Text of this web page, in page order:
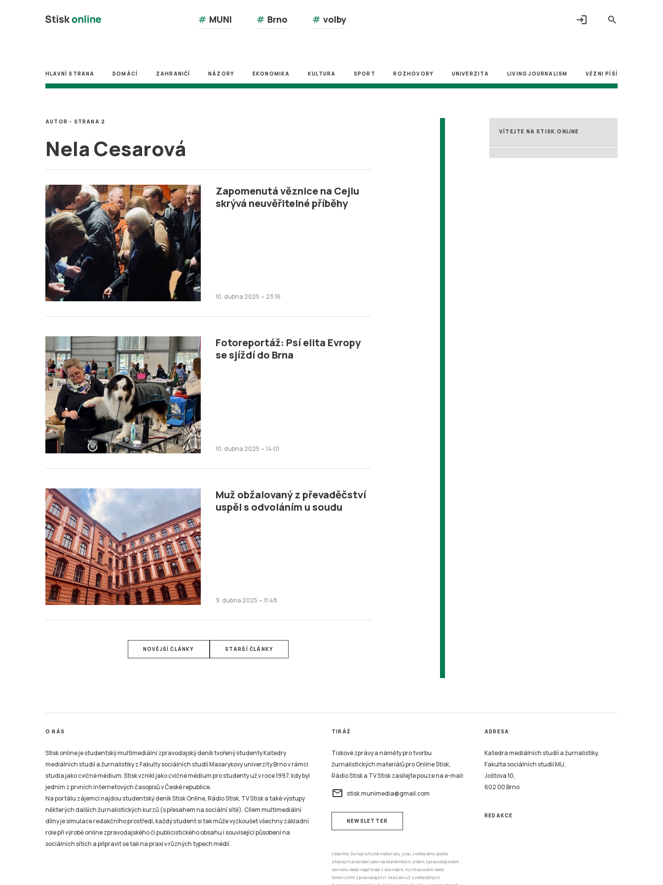
search
# MUNI # Brno # volby login
HLAVNÍ STRANA DOMÁCÍ ZAHRANIČÍ NÁZORY EKONOMIKA KULTURA SPORT ROZHOVORY UNIVERZITA LIVING JOURNALISM VĚZNI PÍŠÍ
Nela Cesarová
AUTOR - STRANA 2
Zapomenutá věznice na Cejlu
skrývá neuvěřitelné příběhy
10. dubna 2025 • 23:16
Fotoreportáž: Psí elita Evropy
se sjíždí do Brna
10. dubna 2025 • 14:01
Muž obžalovaný z převaděčství
uspěl s odvoláním u soudu
9. dubna 2025 • 11:48
NOVĚJŠÍ ČLÁNKY STARŠÍ ČLÁNKY
VÍTEJTE NA STISK.ONLINE
O NÁS
Stisk online je studentský multimediální zpravodajský deník tvořený studenty Katedry
mediálních studií a žurnalistiky z Fakulty sociálních studií Masarykovy univerzity Brno v rámci
studia jako cvičné médium. Stisk vznikl jako cvičné médium pro studenty už v roce 1997, kdy byl
jedním z prvních internetových časopisů v České republice.
Na portálu zájemci najdou studentský deník Stisk Online, Rádio Stisk, TV Stisk a také výstupy
některých dalších žurnalistických kurzů (s přesahem na sociální sítě). Cílem multimediální
dílny je simulace redakčního prostředí, každý student si tak může vyzkoušet všechny základní
role při výrobě online zpravodajského či publicistického obsahu i související působení na
sociálních sítích a připravit se tak na praxi v různých typech médií.
TIRÁŽ
Tiskové zprávy a náměty pro tvorbu
žurnalistických materiálů pro Online Stisk,
Rádio Stisk a TV Stisk zasílejte pouze na e-mail:
email stisk.munimedia@gmail.com
NEWSLETTER
Všechny žurnalistické materiály jsou zveřejněny podle
stejných pravidel jako na kterémkoliv jiném zpravodajském
serveru nebo například v novinách, rozhlasovém nebo
televizním zpravodajství. Mazání už zveřejněných
ADRESA
Katedra mediálních studií a žurnalistiky,
Fakulta sociálních studií MU,
Joštova 10,
602 00 Brno
REDAKCE